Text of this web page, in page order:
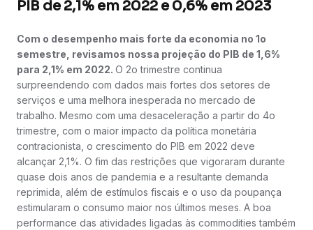
PIB de 2,1% em 2022 e 0,6% em 2023
Com o desempenho mais forte da economia no 1o
semestre, revisamos nossa projeção do PIB de 1,6%
para 2,1% em 2022. O 2o trimestre continua
surpreendendo com dados mais fortes dos setores de
serviços e uma melhora inesperada no mercado de
trabalho. Mesmo com uma desaceleração a partir do 4o
trimestre, com o maior impacto da política monetária
contracionista, o crescimento do PIB em 2022 deve
alcançar 2,1%. O fim das restrições que vigoraram durante
quase dois anos de pandemia e a resultante demanda
reprimida, além de estímulos fiscais e o uso da poupança
estimularam o consumo maior nos últimos meses. A boa
performance das atividades ligadas às commodities também